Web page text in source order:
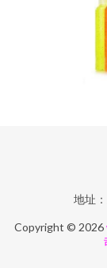
地址
Copyright © 2026